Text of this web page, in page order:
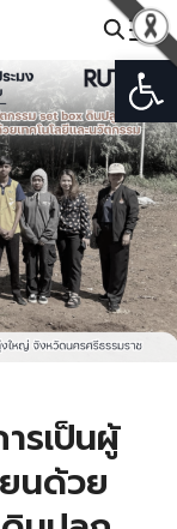
รเป็นผู้
นด้วย